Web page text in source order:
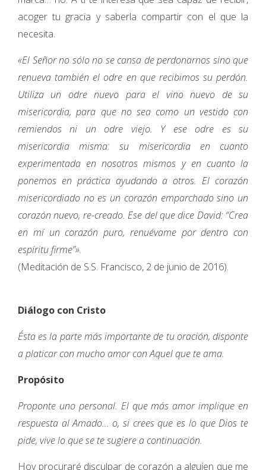
acoger tu gracia y saberla compartir con el que la
necesita.
«El Señor no sólo no se cansa de perdonarnos sino que
renueva también el odre en que recibimos su perdón.
Utiliza un odre nuevo para el vino nuevo de su
misericordia, para que no sea como un vestido con
remiendos ni un odre viejo. Y ese odre es su
misericordia misma: su misericordia en cuanto
experimentada en nosotros mismos y en cuanto la
ponemos en práctica ayudando a otros. El corazón
misericordiado no es un corazón emparchado sino un
corazón nuevo, re-creado. Ese del que dice David: “Crea
en mí un corazón puro, renuévame por dentro con
espíritu firme”».
(Meditación de S.S. Francisco, 2 de junio de 2016).
Diálogo con Cristo
Ésta es la parte más importante de tu oración, disponte
a platicar con mucho amor con Aquel que te ama.
Propósito
Proponte uno personal. El que más amor implique en
respuesta al Amado… o, si crees que es lo que Dios te
pide, vive lo que se te sugiere a continuación.
Hoy procuraré disculpar de corazón a alguien que me